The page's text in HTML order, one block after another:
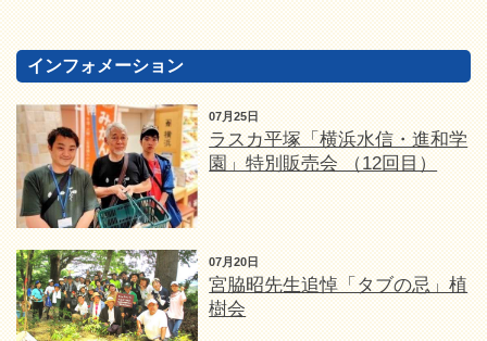
インフォメーション
07月25日
ラスカ平塚「横浜水信・進和学
園」特別販売会 （12回目）
07月20日
宮脇昭先生追悼「タブの忌」植
樹会